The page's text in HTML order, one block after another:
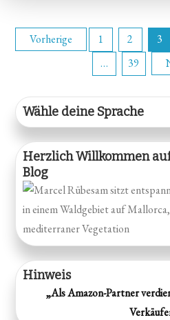
Beiträge
Vorherige 1 2 3
…
39
Wähle deine Sprache
Herzlich Willkommen
Blog
Hinweis
„Als Amazon-Partner